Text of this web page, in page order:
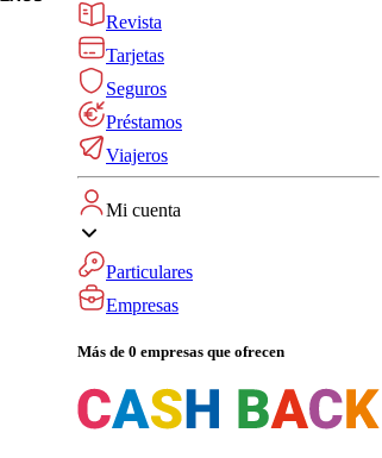
Revista
Tarjetas
Seguros
Préstamos
Viajeros
Mi cuenta
Particulares
Empresas
Más de 0 empresas que ofrecen